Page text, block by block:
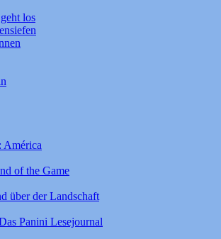
los
América
of the Game
über der Landschaft
Panini Lesejournal